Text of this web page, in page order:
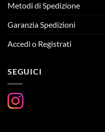
Metodi di Spedizione
Garanzia Spedizioni
Accedi o Registrati
SEGUICI